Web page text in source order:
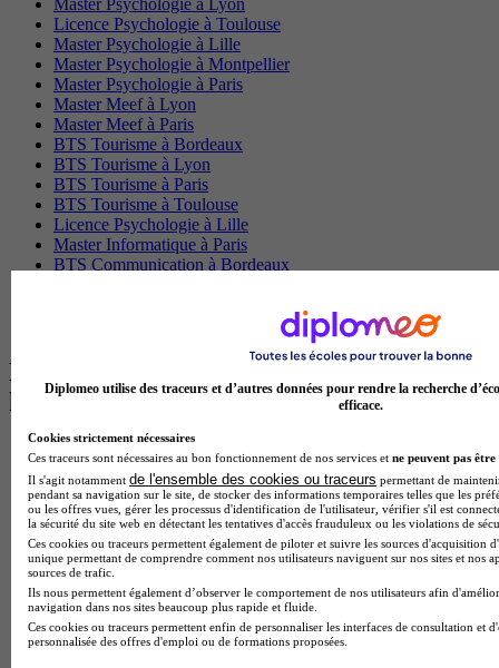
Licence Psychologie à Toulouse
Master Psychologie à Lille
Master Psychologie à Montpellier
Master Psychologie à Paris
Master Meef à Lyon
Master Meef à Paris
BTS Tourisme à Bordeaux
BTS Tourisme à Lyon
BTS Tourisme à Paris
BTS Tourisme à Toulouse
Licence Psychologie à Lille
Master Informatique à Paris
BTS Communication à Bordeaux
Les intitulés de diplôme par alternance
les plus recherchés
BTS Esf en alternance
BTS Dietetique en alternance
BTS Mco en alternance
BTS Pi en alternance
BTS Sp3s en alternance
Master CCA en alternance
BTS Ndrc en alternance
BTS Sam en alternance
Cap Fleuriste en alternance
BTS Sio en alternance
MSc Marketing Digital en alternance
Diplomeo utilise des traceurs et d’autres données pour rendre la recherche
efficace.
Cookies strictement nécessaires
Ces traceurs sont nécessaires au bon fonctionnement de nos services et ne peuvent pas être
Il s'agit notamment de l'ensemble des cookies ou traceurs permettant de
pendant sa navigation sur le site, de stocker des informations temporaires telles que les
ou les offres vues, gérer les processus d'identification de l'utilisateur, vérifier s'il est
la sécurité du site web en détectant les tentatives d'accès frauduleux ou les violations de
Ces cookies ou traceurs permettent également de piloter et suivre les sources d'acquisition
unique permettant de comprendre comment nos utilisateurs naviguent sur nos sites et nos
sources de trafic.
Ils nous permettent également d’observer le comportement de nos utilisateurs afin
navigation dans nos sites beaucoup plus rapide et fluide.
Ces cookies ou traceurs permettent enfin de personnaliser les interfaces de consultation et
personnalisée des offres d'emploi ou de formations proposées.